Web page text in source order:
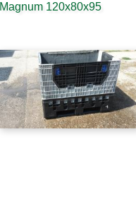
Magnum 120x80x95